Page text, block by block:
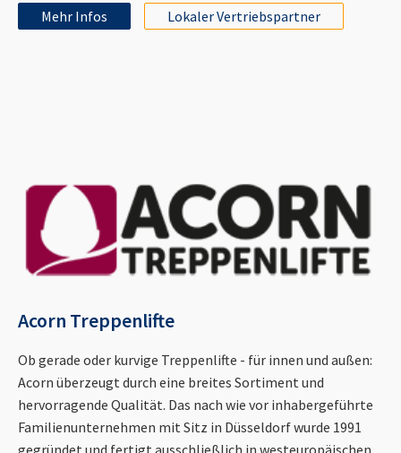
Mehr Infos Lokaler Vertriebspartner
Acorn Treppenlifte
Ob gerade oder kurvige Treppenlifte - für innen und außen:
Acorn überzeugt durch eine breites Sortiment und
hervorragende Qualität. Das nach wie vor inhabergeführte
Familienunternehmen mit Sitz in Düsseldorf wurde 1991